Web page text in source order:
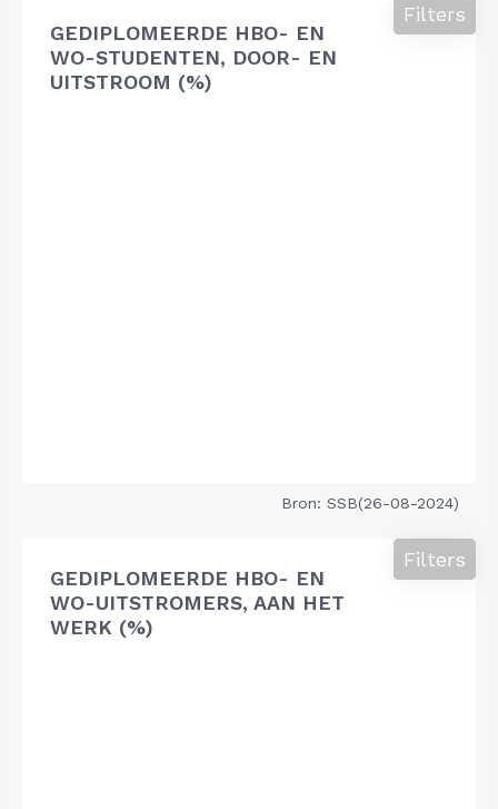
GEDIPLOMEERDE HBO- EN
WO-STUDENTEN, DOOR- EN
UITSTROOM (%)
Filters
Bron: SSB(26-08-2024)
GEDIPLOMEERDE HBO- EN
WO-UITSTROMERS, AAN HET
WERK (%)
Filters